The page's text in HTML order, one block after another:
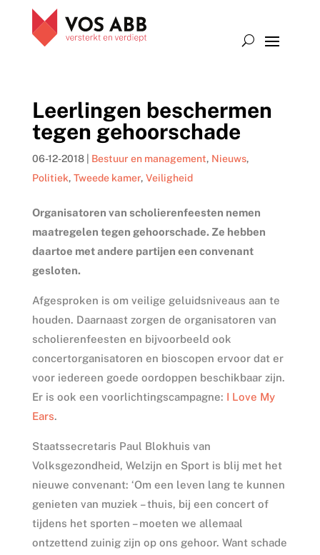
Leerlingen beschermen
tegen gehoorschade
06-12-2018| Bestuur en management, Nieuws,
Politiek, Tweede kamer, Veiligheid
Organisatoren van scholierenfeesten nemen
maatregelen tegen gehoorschade. Ze hebben
daartoe met andere partijen een convenant
gesloten.
Afgesproken is om veilige geluidsniveaus aan te
houden. Daarnaast zorgen de organisatoren van
scholierenfeesten en bijvoorbeeld ook
concertorganisatoren en bioscopen ervoor dat er
voor iedereen goede oordoppen beschikbaar zijn.
Er is ook een voorlichtingscampagne: I Love My
Ears.
Staatssecretaris Paul Blokhuis van
Volksgezondheid, Welzijn en Sport is blij met het
nieuwe convenant: ‘Om een leven lang te kunnen
genieten van muziek – thuis, bij een concert of
tijdens het sporten – moeten we allemaal
ontzettend zuinig zijn op ons gehoor. Want schade